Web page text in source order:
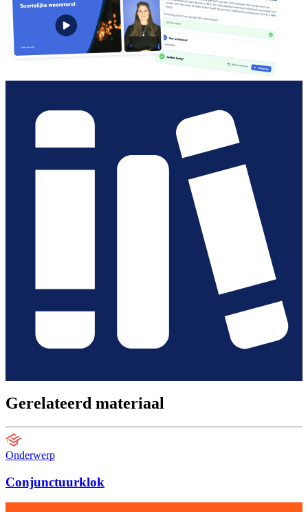
Gerelateerd materiaal
Onderwerp
Conjunctuurklok